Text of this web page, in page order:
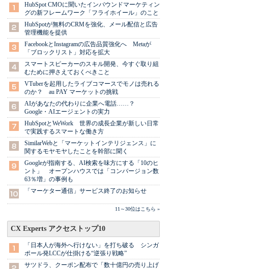
HubSpot CMOに聞いたインバウンドマーケティン
グの新フレームワーク「フライホイール」のこと
HubSpotが無料のCRMを強化、メール配信と広告
管理機能を提供
FacebookとInstagramの広告品質強化へ Metaが
「ブロックリスト」対応を拡大
スマートスピーカーのスキル開発、今すぐ取り組
むために押さえておくべきこと
VTuberを起用したライブコマースでモノは売れる
のか？ au PAY マーケットの挑戦
AIがあなたの代わりに企業へ電話……？
Google・AIエージェントの実力
HubSpotとWeWork 世界の成長企業が新しい日常
で実践するスマートな働き方
SimilarWebと「マーケットインテリジェンス」に
関するモヤモヤしたことを幹部に聞く
Googleが指南する、AI検索を味方にする「10のヒ
ント」 オープンハウスでは「コンバージョン数
63％増」の事例も
「マーケター通信」サービス終了のお知らせ
11～30位はこちら »
CX Experts アクセストップ10
「日本人が海外へ行けない」を打ち破る シンガ
ポール発LCCが仕掛ける“逆張り戦略”
サツドラ、クーポン配布で「数十億円の売り上げ